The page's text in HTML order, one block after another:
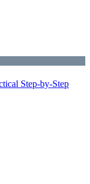
Step-by-Step